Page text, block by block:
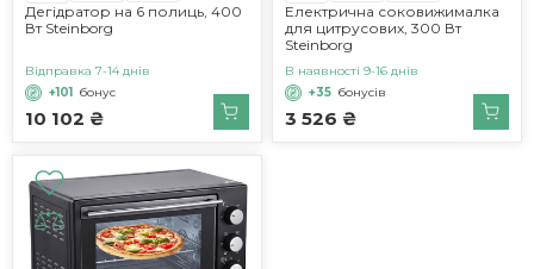
Дегідратор на 6 полиць, 400
Вт Steinborg
10 102 ₴
Відправка 7-14 днів
+101 бонус
Електрична соковижималка
для цитрусових, 300 Вт
Steinborg
3 526 ₴
В наявності 9-16 днів
+35 бонусів